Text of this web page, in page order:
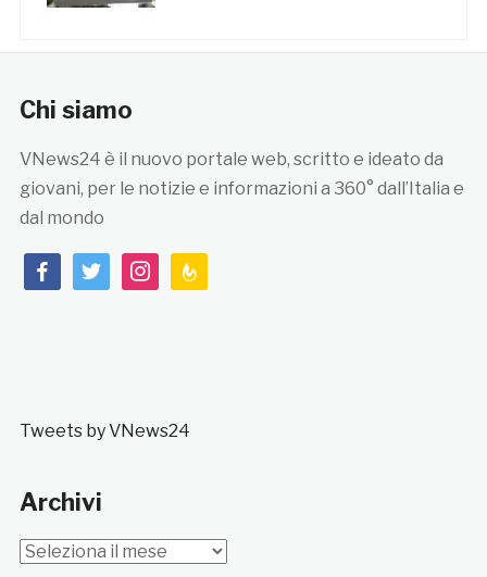
Chi siamo
VNews24 è il nuovo portale web, scritto e ideato da
giovani, per le notizie e informazioni a 360° dall’Italia e
dal mondo
facebooktwitterinstagramfeedburner
Tweets by VNews24
Archivi
Archivi